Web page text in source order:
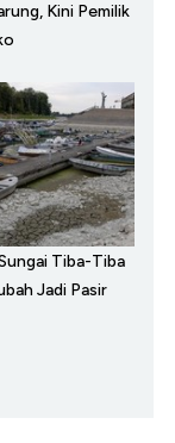
Kini Pemilik
Tiba-Tiba
Jadi Pasir